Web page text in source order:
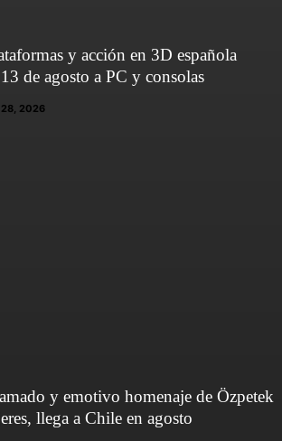
y acción en 3D española
de agosto a PC y consolas
2026
y emotivo homenaje de Özpetek
llega a Chile en agosto